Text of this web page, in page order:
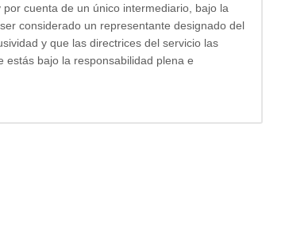
cuenta de un único intermediario, bajo la
considerado un representante designado del
y que las directrices del servicio las
bajo la responsabilidad plena e